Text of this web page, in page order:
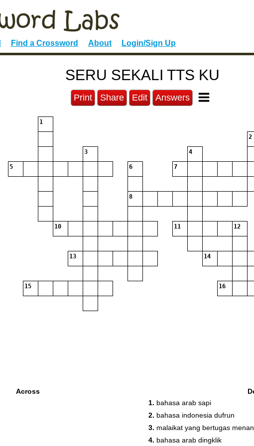
Find a Crossword About Login/Sign Up
SERU SEKALI TTS KU
Print Share Edit Answers
1
2
3 4
5 6 7
8
10 11 12
13 14
15 16
Across
1. bahasa arab sapi
2. bahasa indonesia dufrun
3. malaikat yang bertugas
4. bahasa arab dingklik